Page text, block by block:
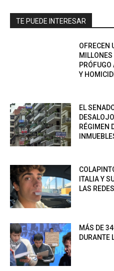
TE PUEDE INTERESAR
OFRECEN
MILLONES
PRÓFUGO
Y
EL
RÉGIMEN
ITALIA Y
LAS REDES
MÁS DE
DURANTE